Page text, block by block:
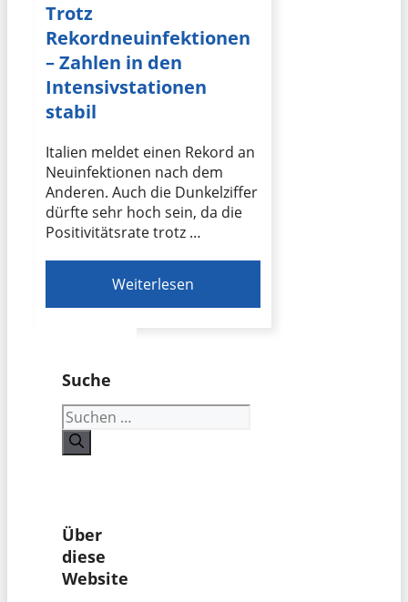
Trotz
Rekordneuinfektionen
– Zahlen in den
Intensivstationen
stabil
Italien meldet einen Rekord an
Neuinfektionen nach dem
Anderen. Auch die Dunkelziffer
dürfte sehr hoch sein, da die
Positivitätsrate trotz …
Weiterlesen
Suche
Suchen
nach:
Über
diese
Website